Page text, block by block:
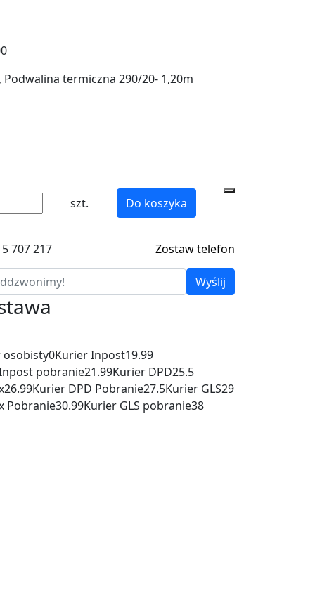
Podwalina termiczna 290/20- 1,20m
szt. Do koszyka
707 217 Zostaw telefon
Wyślij
osobisty0Kurier Inpost19.99
pobranie21.99Kurier DPD25.5
26.99Kurier DPD Pobranie27.5Kurier GLS29
Pobranie30.99Kurier GLS pobranie38